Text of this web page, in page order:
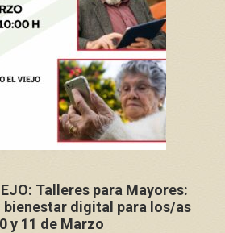
Talleres para Mayores:
bienestar digital para los/as
y 11 de Marzo